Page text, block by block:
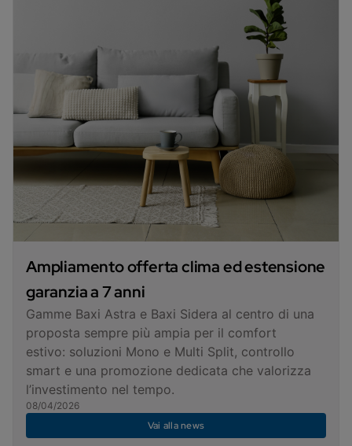
Ampliamento offerta clima ed estensione
garanzia a 7 anni
Gamme Baxi Astra e Baxi Sidera al centro di una
proposta sempre più ampia per il comfort
estivo: soluzioni Mono e Multi Split, controllo
smart e una promozione dedicata che valorizza
l’investimento nel tempo.
08/04/2026
Vai alla news